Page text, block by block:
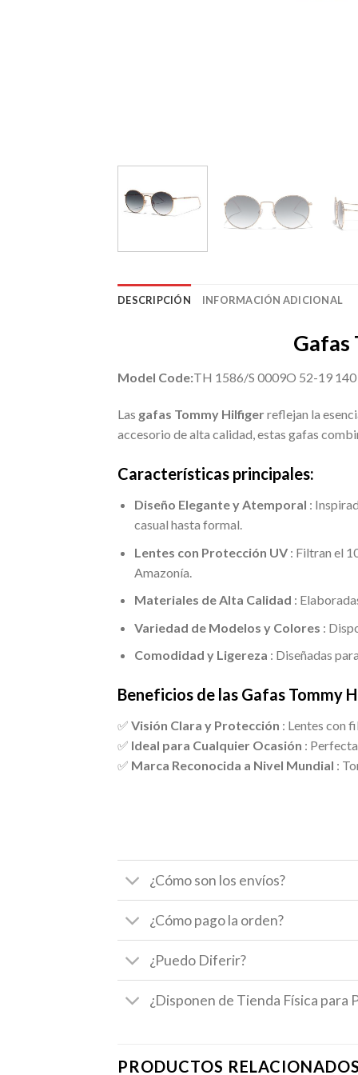
DESCRIPCIÓN INFORMACIÓN ADICIONAL
Gafas
Model Code:TH 1586/S 0009O 52-19 140
Las gafas Tommy Hilfigerreflejan la
accesorio de alta calidad, estas gafas
Características principales:
Diseño Elegante y Atemporal :
casual hasta formal.
Lentes con Protección UV: Filtran el
Amazonía.
Materiales de Alta Calidad :
Variedad de Modelos y Colores :
Comodidad y Ligereza : Diseñadas
Beneficios de las Gafas Tommy
✅ Visión Clara y Protección : Lentes con
✅ Ideal para Cualquier Ocasión :
✅ Marca Reconocida a Nivel Mundial :
¿Cómo son los envíos?
¿Cómo pago la orden?
¿Puedo Diferir?
¿Disponen de Tienda Física para
PRODUCTOS RELACIONADOS